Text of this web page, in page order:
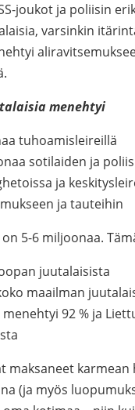
joukot ja poliisin
varsinkin
menehtyi
tuhoamisleireillä
sotilaiden ja
ja
ja tauteihin
5-6 miljoonaa.
juutalaisista
maailman
92 % ja
maksaneet
(ja myös